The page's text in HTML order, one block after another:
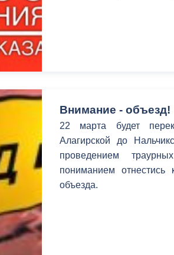
Внимание - объезд!
22 марта будет
Алагирской до
проведением
пониманием отнестись
объезда.